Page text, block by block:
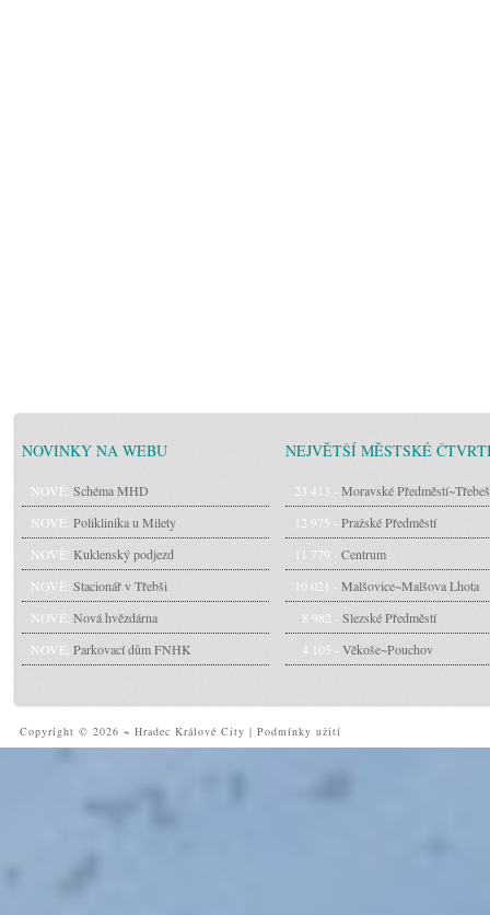
NOVINKY NA WEBU
NOVÉ: Schéma MHD
NOVÉ: Poliklinika u Milety
NOVÉ: Kuklenský podjezd
NOVÉ: Stacionář v Třebši
NOVÉ: Nová hvězdárna
NOVÉ: Parkovací dům FNHK
NEJVĚTŠÍ MĚSTSKÉ
23 413 - Moravské Předměstí~Třebeš
12 975 - Pražské Předměstí
11 779 - Centrum
10 021 - Malšovice~Malšova Lhota
8 982 - Slezské Předměstí
4 105 - Věkoše~Pouchov
Copyright © 2026 ~ Hradec Králové City | Podmínky užití